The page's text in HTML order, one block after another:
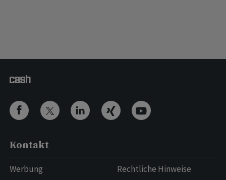
Kontakt
Werbung
Rechtliche Hinweise